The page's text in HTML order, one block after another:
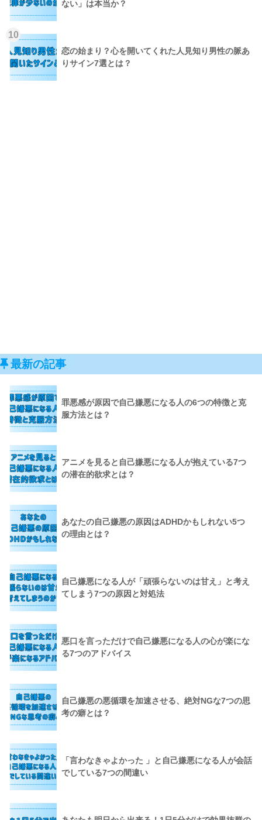
ない」は本当か？
10
恋の始まり？心を開いてくれた人見知り男性の脈あ
りサイン7選とは？
最新の記事
罪悪感が原因で自己嫌悪になる人の6つの特徴と克
服方法とは？
アニメを見ると自己嫌悪になる人が抱えている7つ
の潜在的欲求とは？
あなたの自己嫌悪の原因はADHDかもしれない5つ
の理由とは？
自己嫌悪になる人が「頑張らないのは甘え」と考え
てしまう7つの原因と対処法
悪口を言っただけで自己嫌悪になる人の心が楽にな
る7つのアドバイス
自己嫌悪の悪循環を加速させる、絶対NGな7つの思
考の癖とは？
「言わなきゃよかった 」と自己嫌悪になる人が会話
でしている7つの間違い